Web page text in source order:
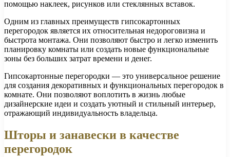
помощью наклеек, рисунков или стеклянных вставок.
Одним из главных преимуществ гипсокартонных
перегородок является их относительная недороговизна и
быстрота монтажа. Они позволяют быстро и легко изменить
планировку комнаты или создать новые функциональные
зоны без больших затрат времени и денег.
Гипсокартонные перегородки — это универсальное решение
для создания декоративных и функциональных перегородок в
комнате. Они позволяют воплотить в жизнь любые
дизайнерские идеи и создать уютный и стильный интерьер,
отражающий индивидуальность владельца.
Шторы и занавески в качестве
перегородок